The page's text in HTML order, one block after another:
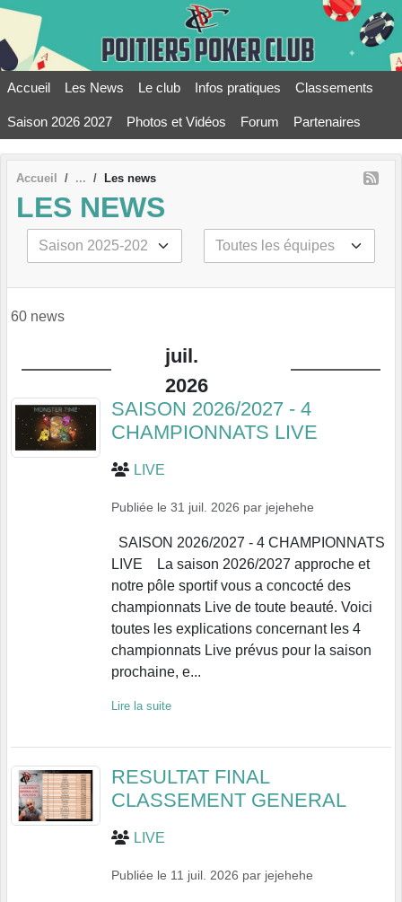
Accueil Les News Le club Infos pratiques Classements
Saison 2026 2027 Photos et Vidéos Forum Partenaires
Accueil Les news
LES NEWS
60 news
juil.
2026
SAISON 2026/2027 - 4
CHAMPIONNATS LIVE
LIVE
Publiée le 31 juil. 2026 par jejehehe
SAISON 2026/2027 - 4 CHAMPIONNATS
LIVE La saison 2026/2027 approche et
notre pôle sportif vous a concocté des
championnats Live de toute beauté. Voici
toutes les explications concernant les 4
championnats Live prévus pour la saison
prochaine, e...
Lire la suite
RESULTAT FINAL
CLASSEMENT GENERAL
LIVE
Publiée le 11 juil. 2026 par jejehehe
Panneau de gestion des cookies